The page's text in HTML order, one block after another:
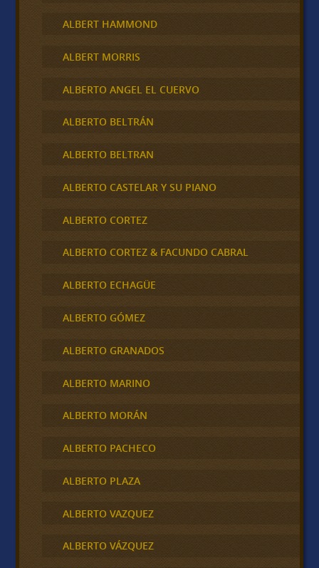
ALBERT HAMMOND
ALBERT MORRIS
ALBERTO ANGEL EL CUERVO
ALBERTO BELTRÁN
ALBERTO BELTRAN
ALBERTO CASTELAR Y SU PIANO
ALBERTO CORTEZ
ALBERTO CORTEZ & FACUNDO CABRAL
ALBERTO ECHAGÜE
ALBERTO GÓMEZ
ALBERTO GRANADOS
ALBERTO MARINO
ALBERTO MORÁN
ALBERTO PACHECO
ALBERTO PLAZA
ALBERTO VAZQUEZ
ALBERTO VÁZQUEZ